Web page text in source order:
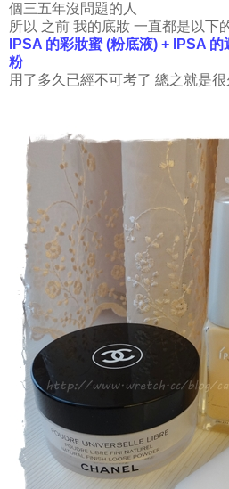
個三五年沒問題的人
所以 之前 我的底妝 一直都是以下
IPSA 的彩妝蜜 (粉底液) + IPSA
粉
用了多久已經不可考了 總之就是很